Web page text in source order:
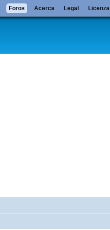
Foros Acerca Legal Licenza